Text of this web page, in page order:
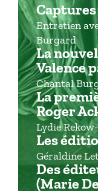
Entretien
Burgard
La
Valence
Chantal
La
Roger
Lydie
Les
Géraldine
Des
(Marie